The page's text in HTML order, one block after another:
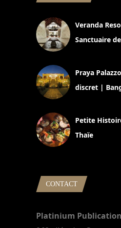
Veranda
Sanctuaire
Praya
discret |
Petite
Thaïe
CONTACT
Platinium